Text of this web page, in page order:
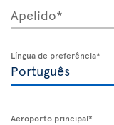
Apelido*
Língua de preferência*
Aeroporto principal*